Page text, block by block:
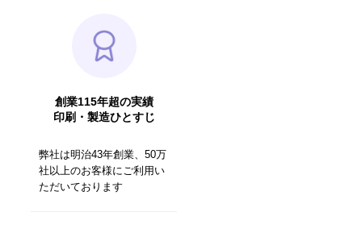
創業115年超の実績
印刷・製造ひとすじ
弊社は明治43年創業、50万
社以上のお客様にご利用い
ただいております